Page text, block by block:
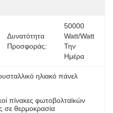
Δυνατότητα
Προσφοράς:
50000
Watt/Watt
Την
Ημέρα
ηλιακό πάνελ
πίνακες φωτοβολταϊκών
σε θερμοκρασία